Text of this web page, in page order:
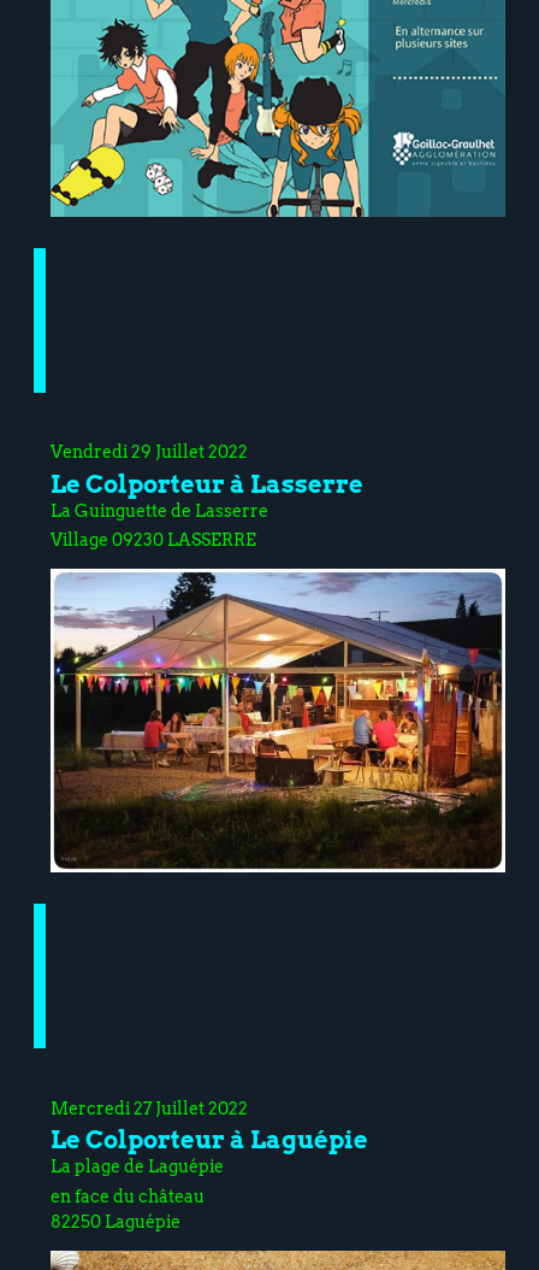
Vendredi 29 Juillet 2022
Le Colporteur à Lasserre
La Guinguette de Lasserre
Village 09230 LASSERRE
Mercredi 27 Juillet 2022
Le Colporteur à Laguépie
La plage de Laguépie
en face du château
82250 Laguépie